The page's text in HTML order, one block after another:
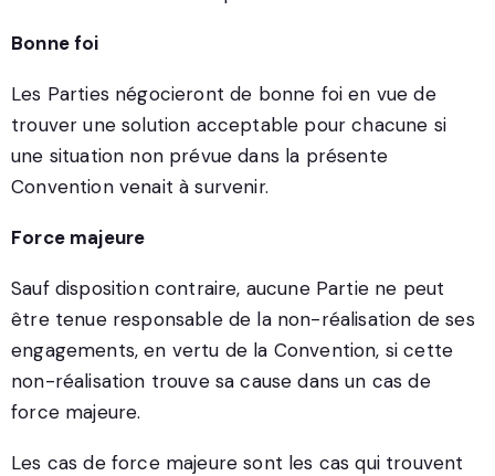
Bonne foi
Les Parties négocieront de bonne foi en vue de
trouver une solution acceptable pour chacune si
une situation non prévue dans la présente
Convention venait à survenir.
Force majeure
Sauf disposition contraire, aucune Partie ne peut
être tenue responsable de la non-réalisation de ses
engagements, en vertu de la Convention, si cette
non-réalisation trouve sa cause dans un cas de
force majeure.
Les cas de force majeure sont les cas qui trouvent